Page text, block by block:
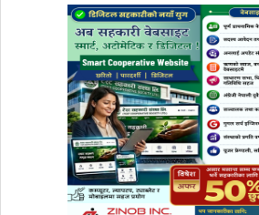
सहकारी गतिविधि
सहकारी कानुन